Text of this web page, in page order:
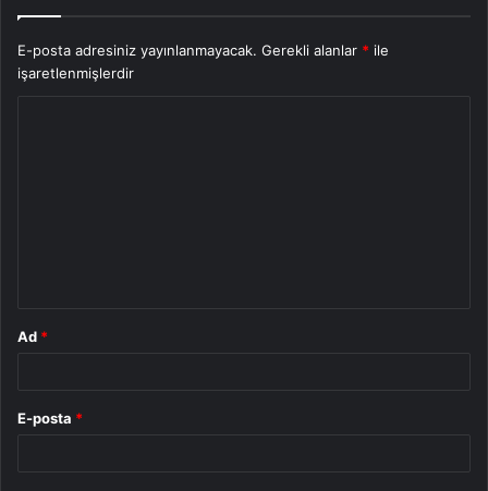
E-posta adresiniz yayınlanmayacak. Gerekli alanlar * ile
işaretlenmişlerdir
Ad *
E-posta *